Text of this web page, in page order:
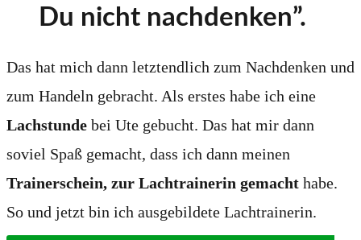
Du nicht nachdenken”.
Das hat mich dann letztendlich zum Nachdenken und
zum Handeln gebracht. Als erstes habe ich eine
Lachstunde bei Ute gebucht. Das hat mir dann
soviel Spaß gemacht, dass ich dann meinen
Trainerschein, zur Lachtrainerin gemacht habe.
So und jetzt bin ich ausgebildete Lachtrainerin.